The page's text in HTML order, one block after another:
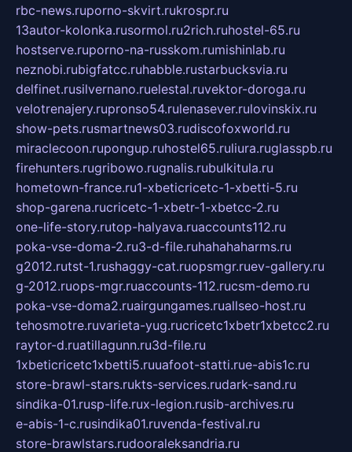
rbc-news.ruporno-skvirt.rukrospr.ru
13autor-kolonka.rusormol.ru2rich.ruhostel-65.ru
hostserve.ruporno-na-russkom.rumishinlab.ru
neznobi.rubigfatcc.ruhabble.rustarbucksvia.ru
delfinet.rusilvernano.ruelestal.ruvektor-doroga.ru
velotrenajery.rupronso54.rulenasever.rulovinskix.ru
show-pets.rusmartnews03.rudiscofoxworld.ru
miraclecoon.rupongup.ruhostel65.ruliura.ruglasspb.ru
firehunters.rugribowo.rugnalis.rubulkitula.ru
hometown-france.ru1-xbeticricetc-1-xbetti-5.ru
shop-garena.rucricetc-1-xbetr-1-xbetcc-2.ru
one-life-story.rutop-halyava.ruaccounts112.ru
poka-vse-doma-2.ru3-d-file.ruhahahaharms.ru
g2012.rutst-1.rushaggy-cat.ruopsmgr.ruev-gallery.ru
g-2012.ruops-mgr.ruaccounts-112.rucsm-demo.ru
poka-vse-doma2.ruairgungames.ruallseo-host.ru
tehosmotre.ruvarieta-yug.rucricetc1xbetr1xbetcc2.ru
raytor-d.ruatillagunn.ru3d-file.ru
1xbeticricetc1xbetti5.ruuafoot-statti.rue-abis1c.ru
store-brawl-stars.rukts-services.rudark-sand.ru
sindika-01.rusp-life.rux-legion.rusib-archives.ru
e-abis-1-c.rusindika01.ruvenda-festival.ru
store-brawlstars.rudooraleksandria.ru